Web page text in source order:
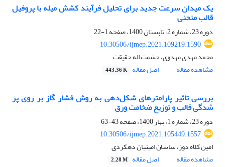
یک میدان سرعت جدید برای تحلیل فرآیند کشش میله با پروفیل
قالب منحنی
دوره 23، شماره 2، تابستان 1400، صفحه
1-22
10.30506/ijmep.2021.109219.1590
محمد مهدی مهدوی، حشمت اله حقیقت
مشاهده مقاله
اصل مقاله 443.36 K
بررسی تاثیر پارامترهای شکل‌دهی به روش فشار گاز بر روی پر
شدگی قالب و توزیع ضخامت ورق
دوره 23، شماره 1، بهار 1400، صفحه
43-63
10.30506/ijmep.2021.105449.1557
امین کلاه دوز، ساسان امینیان دهکردی
مشاهده مقاله
اصل مقاله 2.28 M